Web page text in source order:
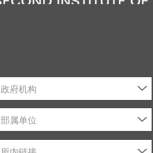
政府机构
部属单位